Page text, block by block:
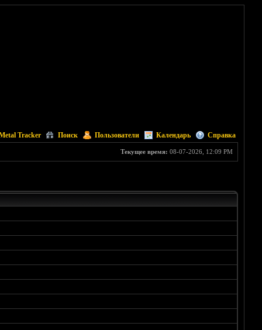
Tracker Поиск Пользователи Календарь Справка
Текущее время: 08-07-2026, 12:09 PM